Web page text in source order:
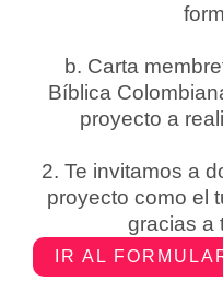
b. Carta
Bíblica
proyecto a
2. Te invitamos a
proyecto como el
gracias a
IR AL